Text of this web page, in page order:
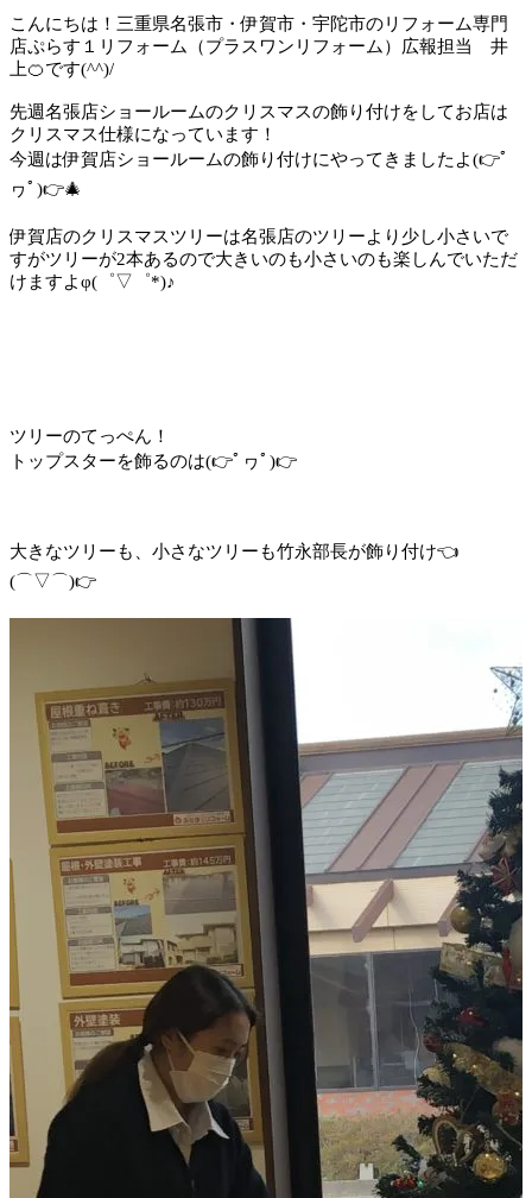
こんにちは！三重県名張市・伊賀市・宇陀市のリフォーム専門
店ぷらす１リフォーム（プラスワンリフォーム）広報担当 井
上🍊です(^^)/
先週名張店ショールームのクリスマスの飾り付けをしてお店は
クリスマス仕様になっています！
今週は伊賀店ショールームの飾り付けにやってきましたよ(👉ﾟ
ヮﾟ)👉🎄
伊賀店のクリスマスツリーは名張店のツリーより少し小さいで
すがツリーが2本あるので大きいのも小さいのも楽しんでいただ
けますよφ(゜▽゜*)♪
ツリーのてっぺん！
トップスターを飾るのは(👉ﾟヮﾟ)👉
大きなツリーも、小さなツリーも竹永部長が飾り付け👈
(⌒▽⌒)👉